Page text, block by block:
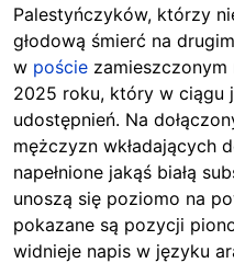
Palestyńczyków, którzy
głodową śmierć na
w poście zamieszczonym
2025 roku, który w ciągu
udostępnień. Na
mężczyzn wkładających
napełnione jakąś białą
unoszą się poziomo na
pokazane są pozycji
widnieje napis w języku